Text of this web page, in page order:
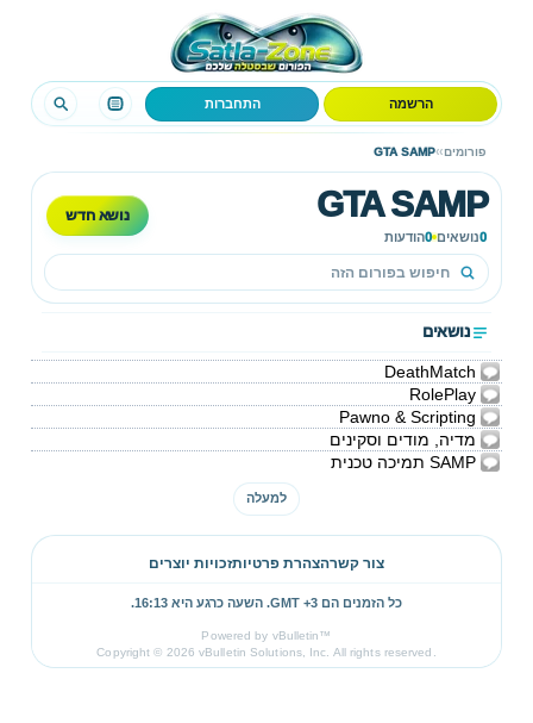
הרשמה התחברות
פורומים›
›
GTA SAMP
GTA SAMP
0נושאים 0הודעות
נושא חדש
נושאים
DeathMatch
RolePlay
Pawno & Scripting
מדיה, מודים וסקינים
SAMP תמיכה טכנית
למעלה
צור קשרהצהרת פרטיותזכויות יוצרים
כל הזמנים הם GMT +3. השעה כרגע היא 16:13
.
Powered by vBulletin™
Copyright © 2026 vBulletin Solutions, Inc. All rights reserved.